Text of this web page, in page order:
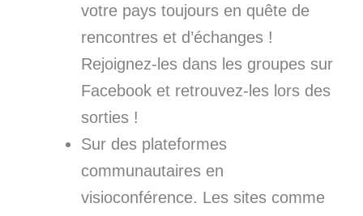
votre pays toujours en quête de
rencontres et d’échanges !
Rejoignez-les dans les groupes sur
Facebook et retrouvez-les lors des
sorties !
Sur des plateformes
communautaires en
visioconférence. Les sites comme